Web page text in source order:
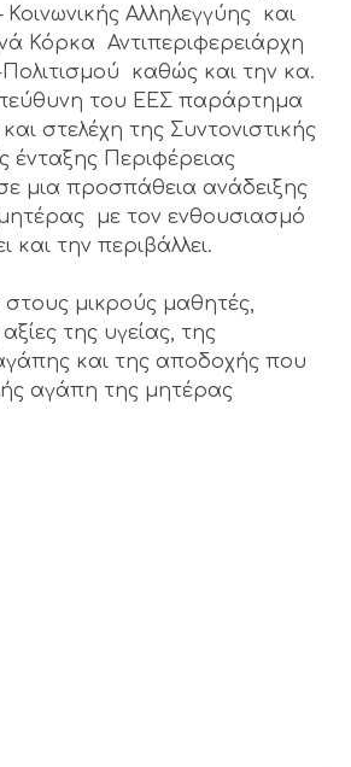
Αλληλεγγύης και
Κόρκα Αντιπεριφερειάρχη
καθώς και την κα.
του ΕΕΣ παράρτημα
στελέχη της Συντονιστικής
ένταξης Περιφέρειας
μια προσπάθεια ανάδειξης
με τον ενθουσιασμό
και την περιβάλλει.
μικρούς μαθητές,
της υγείας, της
και της αποδοχής που
αγάπη της μητέρας